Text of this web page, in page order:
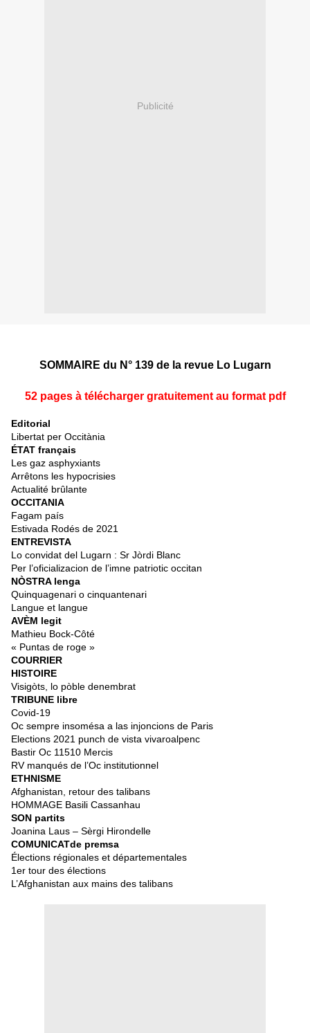
Publicité
SOMMAIRE du N° 139 de la revue Lo Lugarn
52 pages à télécharger gratuitement au format pdf
Editorial
Libertat per Occitània
ÉTAT français
Les gaz asphyxiants
Arrêtons les hypocrisies
Actualité brûlante
OCCITANIA
Fagam país
Estivada Rodés de 2021
ENTREVISTA
Lo convidat del Lugarn : Sr Jòrdi Blanc
Per l’oficializacion de l’imne patriotic occitan
NÒSTRA lenga
Quinquagenari o cinquantenari
Langue et langue
AVÈM legit
Mathieu Bock-Côté
« Puntas de roge »
COURRIER
HISTOIRE
Visigòts, lo pòble denembrat
TRIBUNE libre
Covid-19
Oc sempre insomésa a las injoncions de Paris
Elections 2021 punch de vista vivaroalpenc
Bastir Oc 11510 Mercis
RV manqués de l’Oc institutionnel
ETHNISME
Afghanistan, retour des talibans
HOMMAGE Basili Cassanhau
SON partits
Joanina Laus – Sèrgi Hirondelle
COMUNICATde premsa
Élections régionales et départementales
1er tour des élections
L’Afghanistan aux mains des talibans